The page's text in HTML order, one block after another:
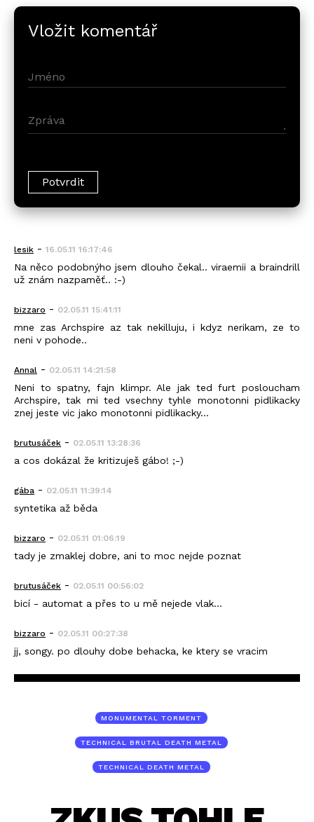
Vložit komentář
lesik - 16.05.11 16:17:46
Na něco podobnýho jsem dlouho čekal.. viraemii a braindrill
už znám nazpaměť.. :-)
bizzaro - 02.05.11 15:41:11
mne zas Archspire az tak nekilluju, i kdyz nerikam, ze to
neni v pohode..
Annal - 02.05.11 14:21:58
Neni to spatny, fajn klimpr. Ale jak ted furt posloucham
Archspire, tak mi ted vsechny tyhle monotonni pidlikacky
znej jeste vic jako monotonni pidlikacky...
brutusáček - 02.05.11 13:28:36
a cos dokázal že kritizuješ gábo! ;-)
gába - 02.05.11 11:39:14
syntetika až běda
bizzaro - 02.05.11 01:06:19
tady je zmaklej dobre, ani to moc nejde poznat
brutusáček - 02.05.11 00:56:02
bicí - automat a přes to u mě nejede vlak...
bizzaro - 02.05.11 00:27:38
jj, songy. po dlouhy dobe behacka, ke ktery se vracim
MONUMENTAL TORMENT
TECHNICAL BRUTAL DEATH METAL
TECHNICAL DEATH METAL